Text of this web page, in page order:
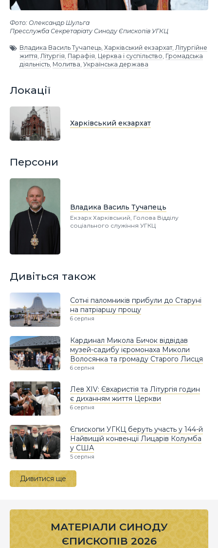
Фото: Олександр Шульга
Пресслужба Секретаріату Синоду Єпископів УГКЦ
Владика Василь Тучапець, Харківський екзархат, Літургійне
життя, Літургія, Парафія, Церква і суспільство, Громадська
діяльність, Молитва, Українська держава
Локації
Харківський екзархат
Персони
Владика Василь Тучапець
Екзарх Харківський, Голова Відділу
соціального служіння УГКЦ
Дивіться також
Сотні паломників прибули до Старуні
на патріаршу прощу
6 серпня
Кардинал Микола Бичок відвідав
музей-садибу ієромонаха Миколи
Волосянка та громаду Старого Лисця
6 серпня
Лев XIV: Євхаристія та Літургія годин
є диханням життя Церкви
6 серпня
Єпископи УГКЦ беруть участь у 144-й
Найвищій конвенції Лицарів Колумба
у США
5 серпня
Дивитися ще
МАТЕРІАЛИ СИНОДУ
ЄПИСКОПІВ 2026